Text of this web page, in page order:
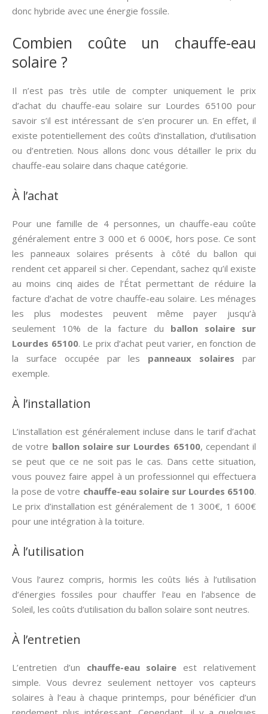
donc hybride avec une énergie fossile.
Combien coûte un chauffe-eau
solaire ?
Il n’est pas très utile de compter uniquement le prix
d’achat du chauffe-eau solaire sur Lourdes 65100 pour
savoir s’il est intéressant de s’en procurer un. En effet, il
existe potentiellement des coûts d’installation, d’utilisation
ou d’entretien. Nous allons donc vous détailler le prix du
chauffe-eau solaire dans chaque catégorie.
À l’achat
Pour une famille de 4 personnes, un chauffe-eau coûte
généralement entre 3 000 et 6 000€, hors pose. Ce sont
les panneaux solaires présents à côté du ballon qui
rendent cet appareil si cher. Cependant, sachez qu’il existe
au moins cinq aides de l’État permettant de réduire la
facture d’achat de votre chauffe-eau solaire. Les ménages
les plus modestes peuvent même payer jusqu’à
seulement 10% de la facture du ballon solaire sur
Lourdes 65100. Le prix d’achat peut varier, en fonction de
la surface occupée par les panneaux solaires par
exemple.
À l’installation
L’installation est généralement incluse dans le tarif d’achat
de votre ballon solaire sur Lourdes 65100, cependant il
se peut que ce ne soit pas le cas. Dans cette situation,
vous pouvez faire appel à un professionnel qui effectuera
la pose de votre chauffe-eau solaire sur Lourdes 65100.
Le prix d’installation est généralement de 1 300€, 1 600€
pour une intégration à la toiture.
À l’utilisation
Vous l’aurez compris, hormis les coûts liés à l’utilisation
d’énergies fossiles pour chauffer l’eau en l’absence de
Soleil, les coûts d’utilisation du ballon solaire sont neutres.
À l’entretien
L’entretien d’un chauffe-eau solaire est relativement
simple. Vous devrez seulement nettoyer vos capteurs
solaires à l’eau à chaque printemps, pour bénéficier d’un